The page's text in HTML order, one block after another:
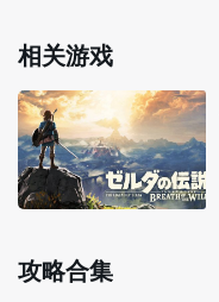
相关游戏
攻略合集